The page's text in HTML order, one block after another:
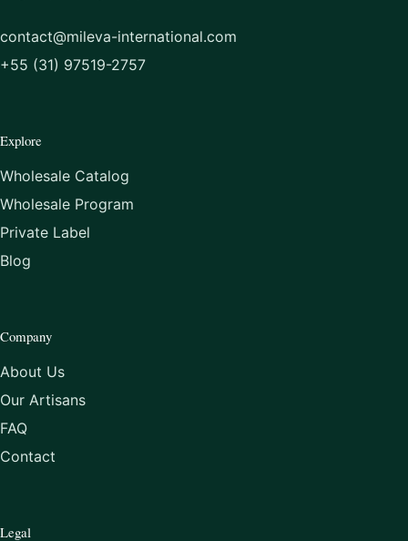
contact@mileva-international.com
+55 (31) 97519-2757
Explore
Wholesale Catalog
Wholesale Program
Private Label
Blog
Company
About Us
Our Artisans
FAQ
Contact
Legal